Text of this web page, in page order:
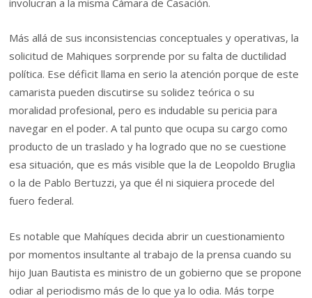
Más allá de sus inconsistencias conceptuales y operativas, la
solicitud de Mahiques sorprende por su falta de ductilidad
política. Ese déficit llama en serio la atención porque de este
camarista pueden discutirse su solidez teórica o su
moralidad profesional, pero es indudable su pericia para
navegar en el poder. A tal punto que ocupa su cargo como
producto de un traslado y ha logrado que no se cuestione
esa situación, que es más visible que la de Leopoldo Bruglia
o la de Pablo Bertuzzi, ya que él ni siquiera procede del
fuero federal.
Es notable que Mahíques decida abrir un cuestionamiento
por momentos insultante al trabajo de la prensa cuando su
hijo Juan Bautista es ministro de un gobierno que se propone
odiar al periodismo más de lo que ya lo odia. Más torpe